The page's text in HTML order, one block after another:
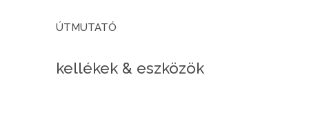
ÚTMUTATÓ
kellékek & eszközök